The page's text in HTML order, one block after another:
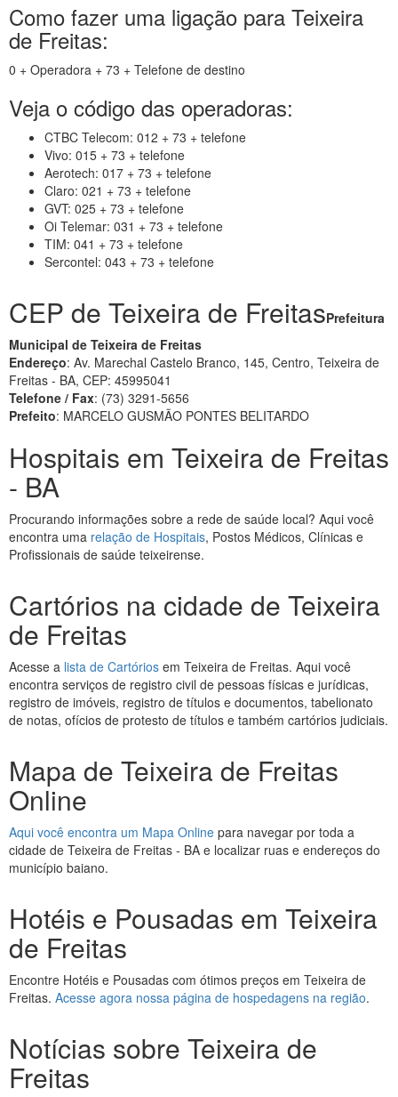
Como fazer uma ligação para Teixeira
de Freitas:
0 + Operadora + 73 + Telefone de destino
Veja o código das operadoras:
CTBC Telecom: 012 + 73 + telefone
Vivo: 015 + 73 + telefone
Aerotech: 017 + 73 + telefone
Claro: 021 + 73 + telefone
GVT: 025 + 73 + telefone
Oi Telemar: 031 + 73 + telefone
TIM: 041 + 73 + telefone
Sercontel: 043 + 73 + telefone
CEP de Teixeira de FreitasPrefeitura
Municipal de Teixeira de Freitas
Endereço: Av. Marechal Castelo Branco, 145, Centro, Teixeira de
Freitas - BA, CEP: 45995041
Telefone / Fax: (73) 3291-5656
Prefeito: MARCELO GUSMÃO PONTES BELITARDO
Hospitais em Teixeira de Freitas
- BA
Procurando informações sobre a rede de saúde local? Aqui você
encontra uma relação de Hospitais, Postos Médicos, Clínicas e
Profissionais de saúde teixeirense.
Cartórios na cidade de Teixeira
de Freitas
Acesse a lista de Cartórios em Teixeira de Freitas. Aqui você
encontra serviços de registro civil de pessoas físicas e jurídicas,
registro de imóveis, registro de títulos e documentos, tabelionato
de notas, ofícios de protesto de títulos e também cartórios judiciais.
Mapa de Teixeira de Freitas
Online
Aqui você encontra um Mapa Online para navegar por toda a
cidade de Teixeira de Freitas - BA e localizar ruas e endereços do
município baiano.
Hotéis e Pousadas em Teixeira
de Freitas
Encontre Hotéis e Pousadas com ótimos preços em Teixeira de
Freitas. Acesse agora nossa página de hospedagens na região.
Notícias sobre Teixeira de
Freitas